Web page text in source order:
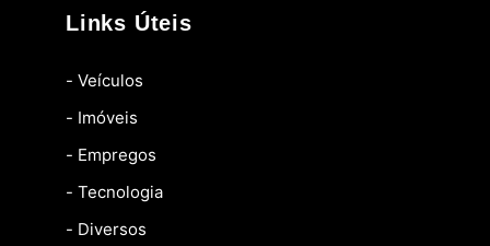
Links Úteis
- Veículos
- Imóveis
- Empregos
- Tecnologia
- Diversos